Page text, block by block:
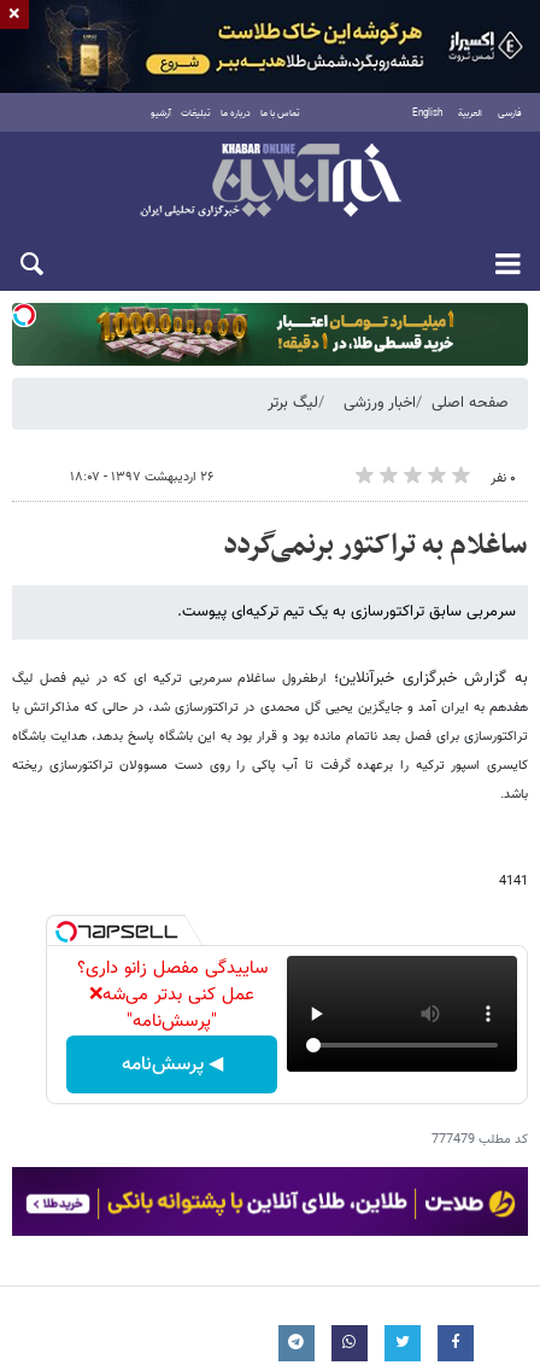
فارسی العربية English تماس با ما درباره ما تبلیغات آرشیو
یکشنبه ۱۸ مرداد ۱۴۰۵
صفحه اصلی اخبار ورزشی لیگ برتر
۰ نفر ۲۶ اردیبهشت ۱۳۹۷ - ۱۸:۰۷
ساغلام به تراکتور برنمی‌گردد
سرمربی سابق تراکتورسازی به یک تیم ترکیه‌ای پیوست.
به گزارش خبرگزاری خبرآنلاین؛ ارطغرول ساغلام سرمربی ترکیه ای که در نیم فصل لیگ
هفدهم به ایران آمد و جایگزین یحیی گل محمدی در تراکتورسازی شد، در حالی که مذاکراتش با
تراکتورسازی برای فصل بعد ناتمام مانده بود و قرار بود به این باشگاه پاسخ بدهد، هدایت باشگاه
کایسری اسپور ترکیه را برعهده گرفت تا آب پاکی را روی دست مسوولان تراکتورسازی ریخته
باشد.
4141
ساییدگی مفصل زانو داری؟
عمل کنی بدتر می‌شه❌
"پرسش‌نامه"
◀ پرسش‌نامه
کد مطلب777479
×